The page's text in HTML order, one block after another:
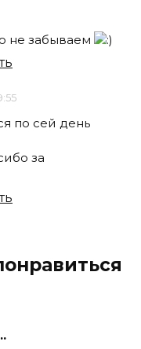
не забываем
по сей день
за